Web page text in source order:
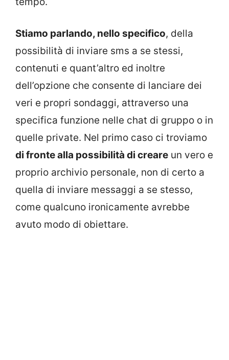
Stiamo parlando, nello specifico, della
possibilità di inviare sms a se stessi,
contenuti e quant’altro ed inoltre
dell’opzione che consente di lanciare dei
veri e propri sondaggi, attraverso una
specifica funzione nelle chat di gruppo o in
quelle private. Nel primo caso ci troviamo
di fronte alla possibilità di creare un vero e
proprio archivio personale, non di certo a
quella di inviare messaggi a se stesso,
come qualcuno ironicamente avrebbe
avuto modo di obiettare.